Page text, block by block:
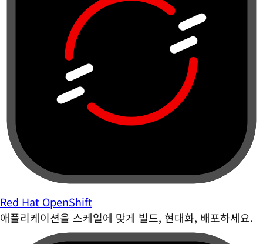
Red Hat OpenShift
애플리케이션을 스케일에 맞게 빌드, 현대화, 배포하세요.